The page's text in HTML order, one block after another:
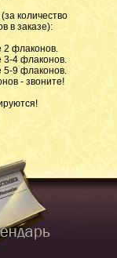
количество
в заказе):
2 флаконов.
3-4 флаконов.
5-9 флаконов.
- звоните!